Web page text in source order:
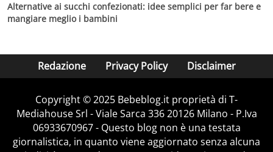
Alternative ai succhi confezionati: idee semplici per far bere e
mangiare meglio i bambini
Redazione Privacy Policy Disclaimer
Copyright © 2025 Bebeblog.it proprietà di T-
Mediahouse Srl - Viale Sarca 336 20126 Milano - P.Iva
06933670967 - Questo blog non è una testata
giornalistica, in quanto viene aggiornato senza alcuna